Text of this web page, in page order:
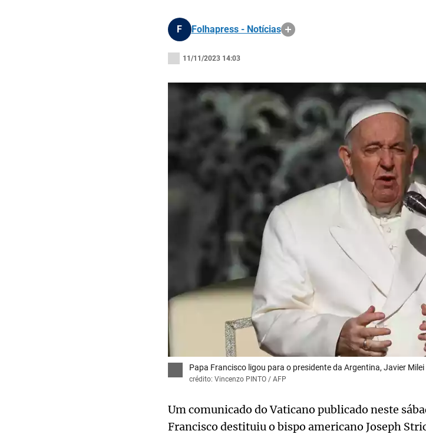
F Folhapress - Notícias
11/11/2023 14:03
Papa Francisco ligou para o presidente da Argentina, Javier Milei
crédito: Vincenzo PINTO / AFP
Um comunicado do Vaticano publicado neste
Francisco destituiu o bispo americano Joseph